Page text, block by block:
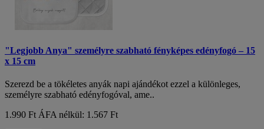
"Legjobb Anya" személyre szabható fényképes edényfogó – 15
x 15 cm
Szerezd be a tökéletes anyák napi ajándékot ezzel a különleges,
személyre szabható edényfogóval, ame..
1.990 Ft ÁFA nélkül: 1.567 Ft